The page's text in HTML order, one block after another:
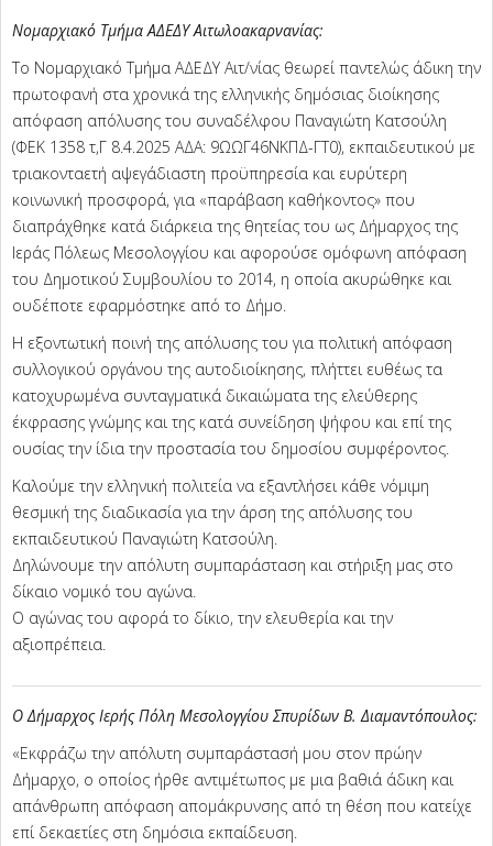
Νομαρχιακό Τμήμα ΑΔΕΔΥ Αιτωλοακαρνανίας:
Το Νομαρχιακό Τμήμα ΑΔΕΔΥ Αιτ/νίας θεωρεί παντελώς άδικη την
πρωτοφανή στα χρονικά της ελληνικής δημόσιας διοίκησης
απόφαση απόλυσης του συναδέλφου Παναγιώτη Κατσούλη
(ΦΕΚ 1358 τ,Γ 8.4.2025 ΑΔΑ: 9ΩΩΓ46ΝΚΠΔ-ΓΤ0), εκπαιδευτικού με
τριακονταετή αψεγάδιαστη προϋπηρεσία και ευρύτερη
κοινωνική προσφορά, για «παράβαση καθήκοντος» που
διαπράχθηκε κατά διάρκεια της θητείας του ως Δήμαρχος της
Ιεράς Πόλεως Μεσολογγίου και αφορούσε ομόφωνη απόφαση
του Δημοτικού Συμβουλίου το 2014, η οποία ακυρώθηκε και
ουδέποτε εφαρμόστηκε από το Δήμο.
Η εξοντωτική ποινή της απόλυσης του για πολιτική απόφαση
συλλογικού οργάνου της αυτοδιοίκησης, πλήττει ευθέως τα
κατοχυρωμένα συνταγματικά δικαιώματα της ελεύθερης
έκφρασης γνώμης και της κατά συνείδηση ψήφου και επί της
ουσίας την ίδια την προστασία του δημοσίου συμφέροντος.
Καλούμε την ελληνική πολιτεία να εξαντλήσει κάθε νόμιμη
θεσμική της διαδικασία για την άρση της απόλυσης του
εκπαιδευτικού Παναγιώτη Κατσούλη.
Δηλώνουμε την απόλυτη συμπαράσταση και στήριξη μας στο
δίκαιο νομικό του αγώνα.
Ο αγώνας του αφορά το δίκιο, την ελευθερία και την
αξιοπρέπεια.
Ο Δήμαρχος Ιερής Πόλη ΜεσολογγίουΣπυρίδων Β. Διαμαντόπουλος:
«Εκφράζω την απόλυτη συμπαράστασή μου στον πρώην
Δήμαρχο, ο οποίος ήρθε αντιμέτωπος με μια βαθιά άδικη και
απάνθρωπη απόφαση απομάκρυνσης από τη θέση που κατείχε
επί δεκαετίες στη δημόσια εκπαίδευση.